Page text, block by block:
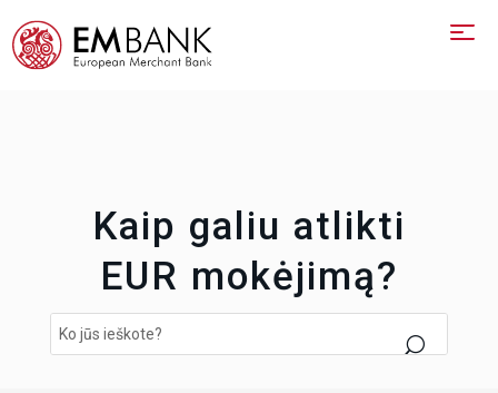
Kaip galiu atlikti
EUR mokėjimą?